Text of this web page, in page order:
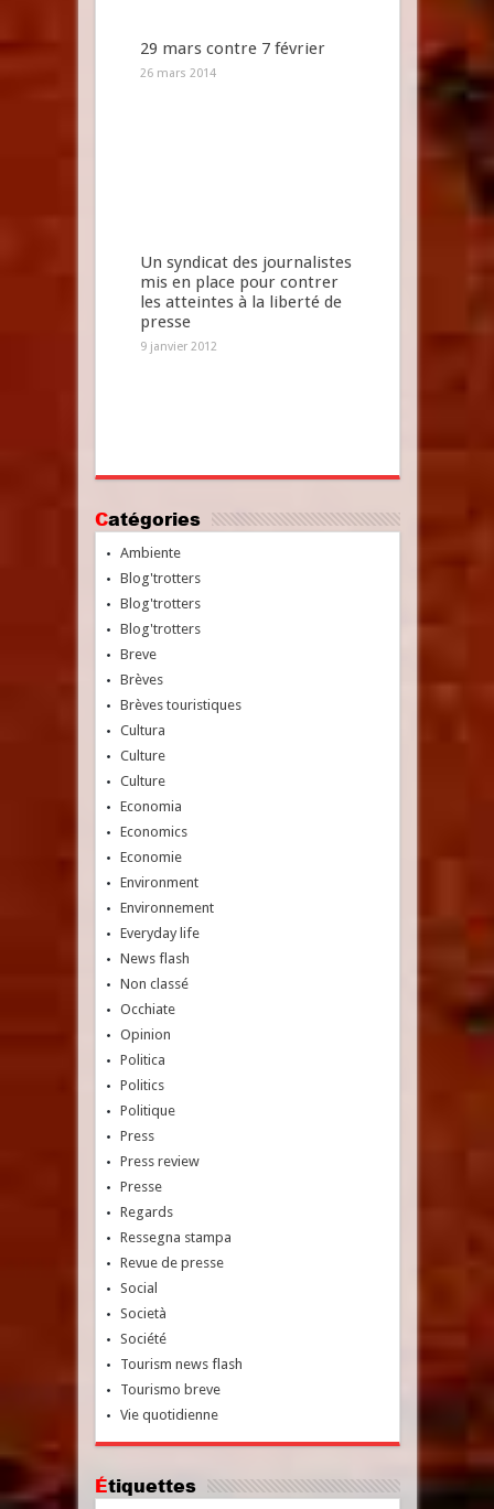
29 mars contre 7 février
26 mars 2014
Un syndicat des journalistes
mis en place pour contrer
les atteintes à la liberté de
presse
9 janvier 2012
Catégories
Ambiente
Blog'trotters
Blog'trotters
Blog'trotters
Breve
Brèves
Brèves touristiques
Cultura
Culture
Culture
Economia
Economics
Economie
Environment
Environnement
Everyday life
News flash
Non classé
Occhiate
Opinion
Politica
Politics
Politique
Press
Press review
Presse
Regards
Ressegna stampa
Revue de presse
Social
Società
Société
Tourism news flash
Tourismo breve
Vie quotidienne
Étiquettes